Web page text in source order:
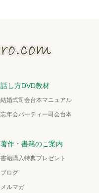
話し方DVD教材
結婚式司会台本マニュアル
忘年会パーティー司会台本
著作・書籍のご案内
書籍購入特典プレゼント
ブログ
メルマガ